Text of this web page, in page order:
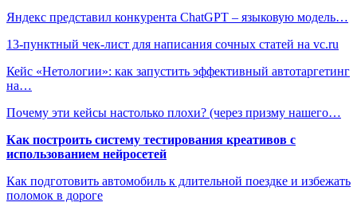
Яндекс представил конкурента ChatGPT – языковую модель…
13-пунктный чек-лист для написания сочных статей на vc.ru
Кейс «Нетологии»: как запустить эффективный автотаргетинг
на…
Почему эти кейсы настолько плохи? (через призму нашего…
Как построить систему тестирования креативов с
использованием нейросетей
Как подготовить автомобиль к длительной поездке и избежать
поломок в дороге